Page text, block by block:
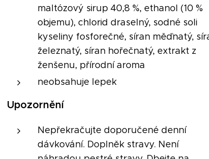
maltózový sirup 40,8 %, ethanol (10 %
objemu), chlorid draselný, sodné soli
kyseliny fosforečné, síran měďnatý,
železnatý, síran hořečnatý, extrakt z
ženšenu, přírodní aroma
neobsahuje lepek
Upozornění
Nepřekračujte doporučené denní
dávkování. Doplněk stravy. Není